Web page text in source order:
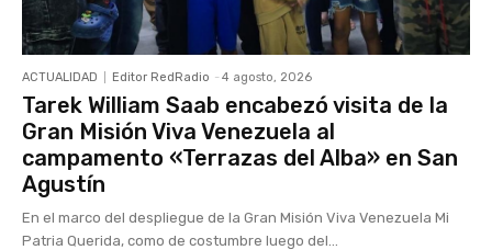
ACTUALIDAD Editor RedRadio - 4 agosto, 2026
Tarek William Saab encabezó visita de la
Gran Misión Viva Venezuela al
campamento «Terrazas del Alba» en San
Agustín
En el marco del despliegue de la Gran Misión Viva Venezuela Mi
Patria Querida, como de costumbre luego del...